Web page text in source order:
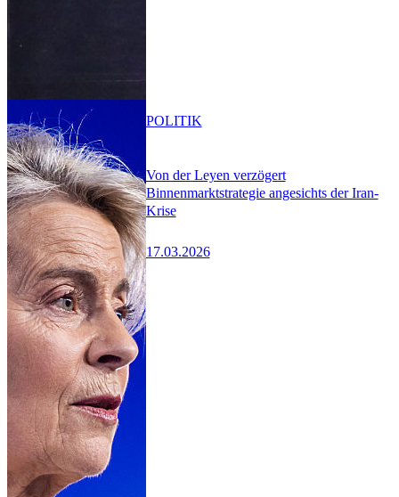
Von der Leyen verzögert
Binnenmarktstrategie angesichts der Iran-
Krise
17.03.2026
POLITIK